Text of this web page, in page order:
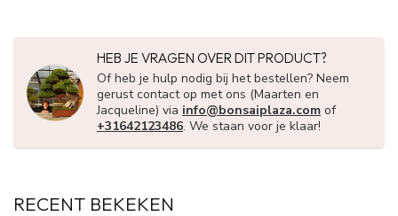
HEB JE VRAGEN OVER DIT PRODUCT?
Of heb je hulp nodig bij het bestellen? Neem
gerust contact op met ons (Maarten en
Jacqueline) via info@bonsaiplaza.com of
+31642123486. We staan voor je klaar!
RECENT BEKEKEN